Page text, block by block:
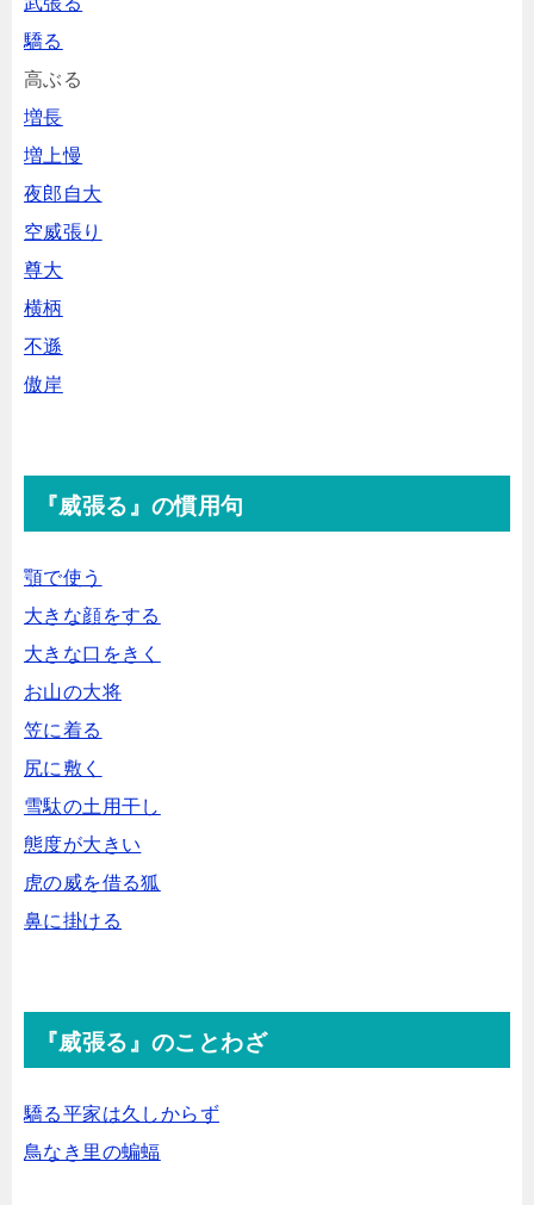
驕る
高ぶる
増長
増上慢
夜郎自大
空威張り
尊大
横柄
不遜
傲岸
『威張る』の慣用句
顎で使う
大きな顔をする
大きな口をきく
お山の大将
笠に着る
尻に敷く
雪駄の土用干し
態度が大きい
虎の威を借る狐
鼻に掛ける
『威張る』のことわざ
驕る平家は久しからず
鳥なき里の蝙蝠